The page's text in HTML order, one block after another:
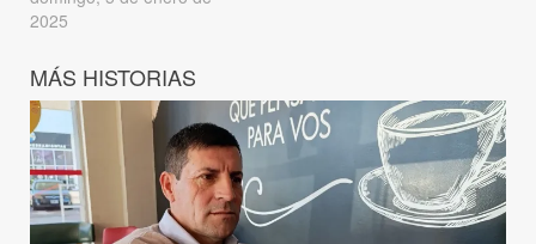
2025
MÁS HISTORIAS